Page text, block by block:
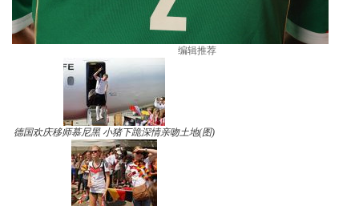
编辑推荐
德国欢庆移师慕尼黑 小猪下跪深情亲吻土地(图)